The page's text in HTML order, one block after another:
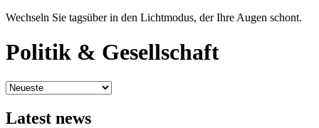
Wechseln Sie tagsüber in den Lichtmodus, der Ihre Augen schont.
Politik & Gesellschaft
Latest news